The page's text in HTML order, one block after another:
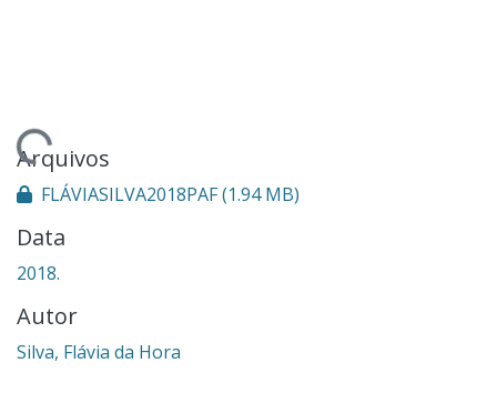
Arquivos
FLÁVIASILVA2018PAF(1.94 MB)
Data
2018.
Autor
Silva, Flávia da Hora